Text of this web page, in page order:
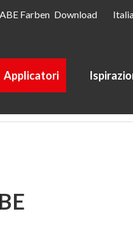
Farben Download
Applicatori